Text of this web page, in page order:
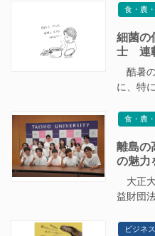
食・農
細菌
士 連
酷暑
に、特
食・農
離島の
の魅力
大正
益財団
ビジネス